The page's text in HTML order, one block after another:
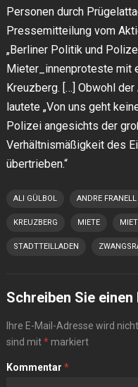
Personen durch
Pressemitteilung vom
„Berliner Politik und
Mieter_innenproteste mit
Kreuzberg. […] Obwohl
lautete „Von uns geht
Polizei angesichts der
Verhältnismäßigkeit des
übertrieben.“
ALI GÜLBOL ANDRE FRANELL
KREUZBERG MIETE
STADTTEILLADEN
Schreiben Sie
Ihre E-Mail-Adresse wird
sind mit*markiert
Kommentar *